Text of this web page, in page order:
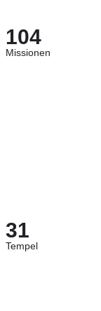
104
Missionen
31
Tempel